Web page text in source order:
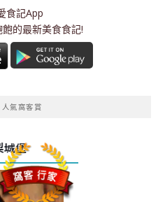
食記App
的最新美食食記!
氣窩客賞